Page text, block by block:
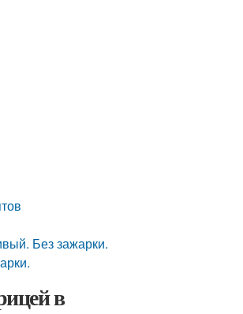
Без зажарки.
в